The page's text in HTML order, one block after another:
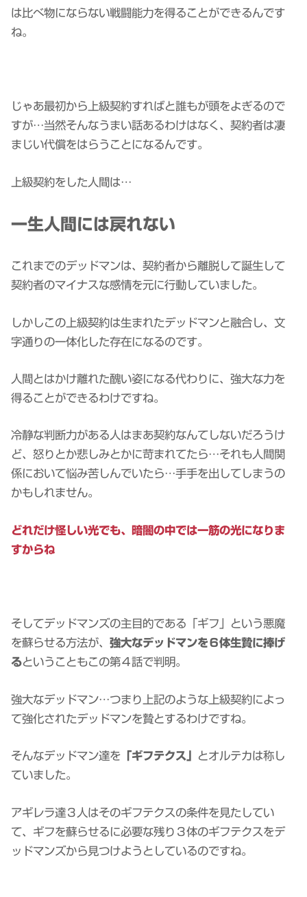
は比べ物にならない戦闘能力を得ることができるんです
ね。
じゃあ最初から上級契約すればと誰もが頭をよぎるので
すが…当然そんなうまい話あるわけはなく、契約者は凄
まじい代償をはらうことになるんです。
上級契約をした人間は…
一生人間には戻れない
これまでのデッドマンは、契約者から離脱して誕生して
契約者のマイナスな感情を元に行動していました。
しかしこの上級契約は生まれたデッドマンと融合し、文
字通りの一体化した存在になるのです。
人間とはかけ離れた醜い姿になる代わりに、強大な力を
得ることができるわけですね。
冷静な判断力がある人はまあ契約なんてしないだろうけ
ど、怒りとか悲しみとかに苛まれてたら…それも人間関
係において悩み苦しんでいたら…手手を出してしまうの
かもしれません。
どれだけ怪しい光でも、暗闇の中では一筋の光になりま
すからね
そしてデッドマンズの主目的である「ギフ」という悪魔
を蘇らせる方法が、強大なデッドマンを６体生贄に捧げ
るということもこの第４話で判明。
強大なデッドマン…つまり上記のような上級契約によっ
て強化されたデッドマンを贄とするわけですね。
そんなデッドマン達を 「ギフテクス」 とオルテカは称し
ていました。
アギレラ達３人はそのギフテクスの条件を見たしてい
て、ギフを蘇らせるに必要な残り３体のギフテクスをデ
ッドマンズから見つけようとしているのですね。